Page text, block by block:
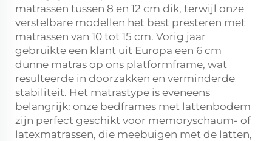
matrassen tussen 8 en 12 cm dik, terwijl onze
verstelbare modellen het best presteren met
matrassen van 10 tot 15 cm. Vorig jaar
gebruikte een klant uit Europa een 6 cm
dunne matras op ons platformframe, wat
resulteerde in doorzakken en verminderde
stabiliteit. Het matrastype is eveneens
belangrijk: onze bedframes met lattenbodem
zijn perfect geschikt voor memoryschaum- of
latexmatrassen, die meebuigen met de latten,